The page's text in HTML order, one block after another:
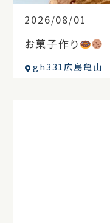
2026/08/01
お菓子作り
gh331広島亀山